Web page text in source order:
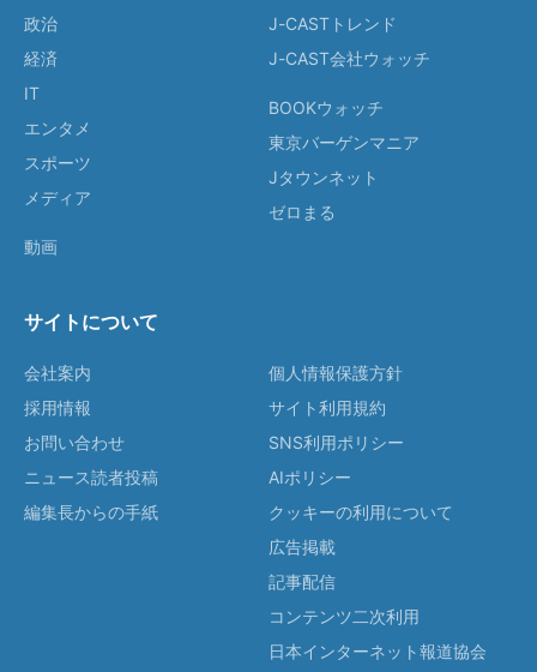
政治
経済
IT
エンタメ
スポーツ
メディア
動画
J-CASTトレンド
J-CAST会社ウォッチ
BOOKウォッチ
東京バーゲンマニア
Jタウンネット
ゼロまる
サイトについて
会社案内
採用情報
お問い合わせ
ニュース読者投稿
編集長からの手紙
個人情報保護方針
サイト利用規約
SNS利用ポリシー
AIポリシー
クッキーの利用について
広告掲載
記事配信
コンテンツ二次利用
日本インターネット報道協会